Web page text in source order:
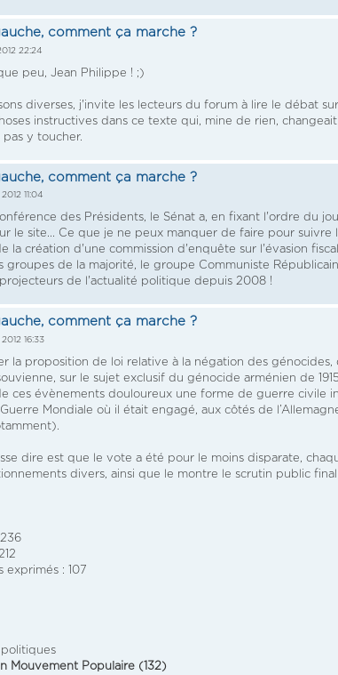
comment ça marche ?
22:24
peu, Jean Philippe ! ;)
diverses, j'invite les lecteurs du forum à lire le débat
instructives dans ce texte qui, mine de rien,
y toucher.
comment ça marche ?
11:04
des Présidents, le Sénat a, en fixant l'ordre du
le site... Ce que je ne peux manquer de faire pour suivre
la création d'une commission d'enquête sur l'évasion
groupes de la majorité, le groupe Communiste
projecteurs de l'actualité politique depuis 2008 !
comment ça marche ?
16:33
la proposition de loi relative à la négation des
sur le sujet exclusif du génocide arménien de
ces évènements douloureux une forme de guerre civile
Mondiale où il était engagé, aux côtés de
dire est que le vote a été pour le moins disparate,
divers, ainsi que le montre le scrutin public final
exprimés : 107
Mouvement Populaire (132)